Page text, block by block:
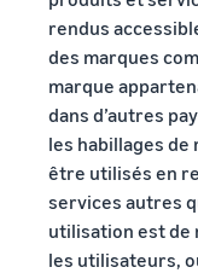
rendus
des marques
marque
dans d’autres
les habillages de
être utilisés en
services autres
utilisation est de
les utilisateurs,